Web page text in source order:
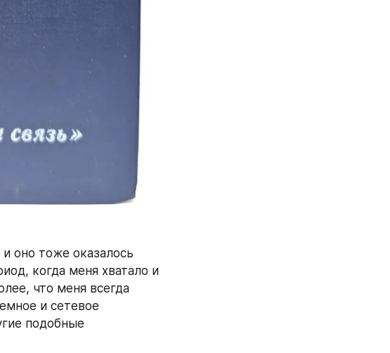
оно тоже оказалось
когда меня хватало и
что меня всегда
и сетевое
подобные